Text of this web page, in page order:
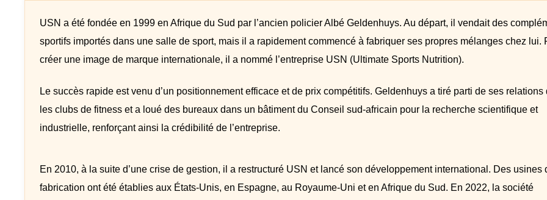
USN a été fondée en 1999 en Afrique du Sud par l’ancien policier Albé Geldenhuys. Au départ, il vendait des
sportifs importés dans une salle de sport, mais il a rapidement commencé à fabriquer ses propres mélanges chez lui.
créer une image de marque internationale, il a nommé l’entreprise USN (Ultimate Sports Nutrition).
Le succès rapide est venu d’un positionnement efficace et de prix compétitifs. Geldenhuys a tiré parti de ses relations
les clubs de fitness et a loué des bureaux dans un bâtiment du Conseil sud-africain pour la recherche scientifique et
industrielle, renforçant ainsi la crédibilité de l’entreprise.
En 2010, à la suite d’une crise de gestion, il a restructuré USN et lancé son développement international. Des usines
fabrication ont été établies aux États-Unis, en Espagne, au Royaume-Uni et en Afrique du Sud. En 2022, la société